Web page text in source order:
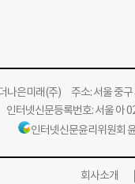
나은미래(주)주소: 서울 중구
인터넷신문등록번호: 서울
인터넷신문윤리위원회
회사소개